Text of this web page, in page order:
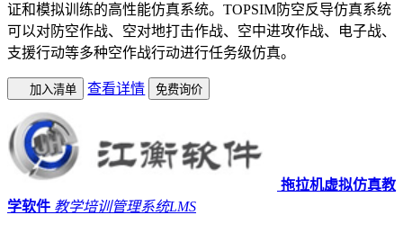
证和模拟训练的高性能仿真系统。TOPSIM防空反导仿真系统
可以对防空作战、空对地打击作战、空中进攻作战、电子战、
支援行动等多种空作战行动进行任务级仿真。
加入清单 查看详情 免费询价
拖拉机虚拟仿真教
学软件 教学培训管理系统LMS